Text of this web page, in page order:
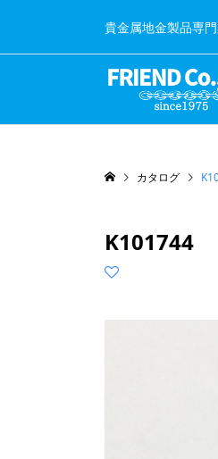
貴金属地金製品専
カタログ
K101744